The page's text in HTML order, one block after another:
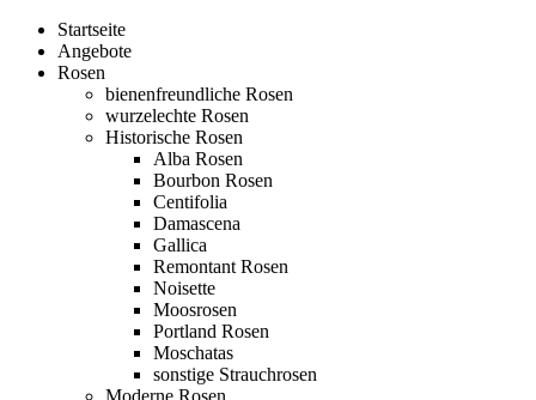
Startseite
Angebote
Rosen
bienenfreundliche Rosen
wurzelechte Rosen
Historische Rosen
Alba Rosen
Bourbon Rosen
Centifolia
Damascena
Gallica
Remontant Rosen
Noisette
Moosrosen
Portland Rosen
Moschatas
sonstige Strauchrosen
Moderne Rosen